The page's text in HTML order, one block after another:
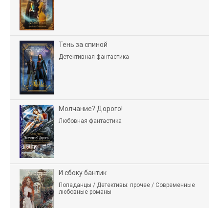
Тень за спиной
Детективная фантастика
Молчание? Дорого!
Любовная фантастика
И сбоку бантик
Попаданцы / Детективы: прочее / Современные
любовные романы